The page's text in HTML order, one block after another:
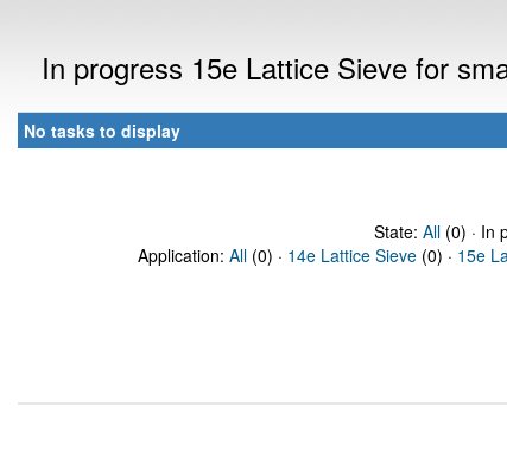
In progress 15e Lattice Sieve for
No tasks to display
State: All(0) · In
Application: All (0) · 14e Lattice Sieve (0) · 15e